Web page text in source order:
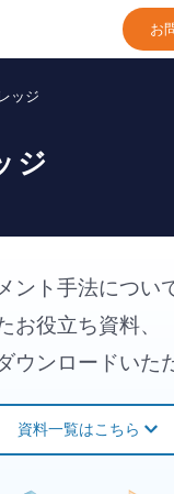
お
ッジ
ジ
ント手法につい
お役立ち資料、
ウンロードいた
資料一覧はこちら